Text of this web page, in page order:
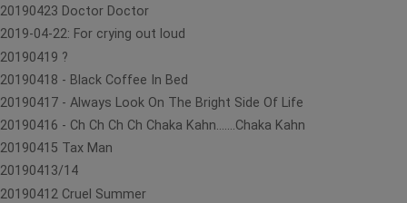
20190423 Doctor Doctor
2019-04-22: For crying out loud
20190419 ?
20190418 - Black Coffee In Bed
20190417 - Always Look On The Bright Side Of Life
20190416 - Ch Ch Ch Ch Chaka Kahn.......Chaka Kahn
20190415 Tax Man
20190413/14
20190412 Cruel Summer